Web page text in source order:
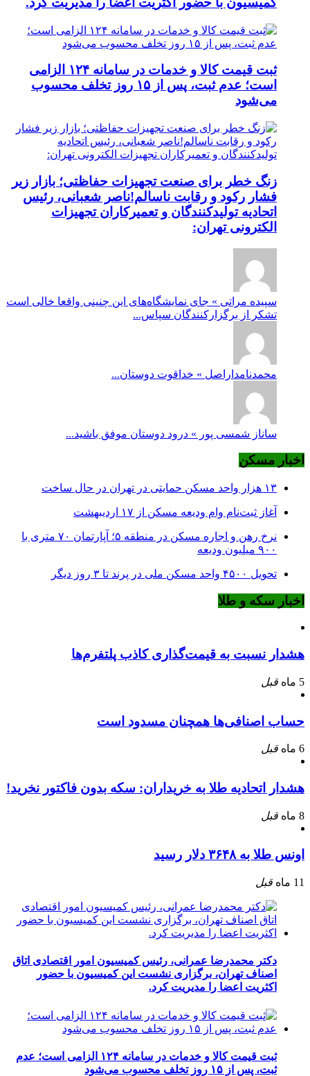
ثبت قیمت کالا و خدمات در سامانه ۱۲۴ الزامی
است؛ عدم ثبت، پس از ۱۵ روز تخلف محسوب
می‌شود
زنگ خطر برای صنعت تجهیزات حفاظتی؛ بازار زیر
فشار رکود و رقابت ناسالم!ناصر شعبانی، رئیس
اتحادیه تولیدکنندگان و تعمیرکاران تجهیزات
الکترونی تهران:
سپیده مراتی » جای نمایشگاه‌های این چنینی واقعا خالی است
تشکر از برگزارکنندگان سپاس...
محمدنامداراصل » خداقوت دوستان...
ساناز شمسی پور » درود دوستان موفق باشید...
اخبار مسکن
۱۳ هزار واحد مسکن حمایتی در تهران در حال ساخت
آغاز ثبت‌نام وام ودیعه مسکن از ۱۷ اردیبهشت
نرخ‌ رهن و اجاره مسکن در منطقه ۵؛ آپارتمان ۷۰ متری با
۹۰۰ میلیون ودیعه
تحویل ۴۵۰۰ واحد مسکن ملی در پرند تا ۳ روز دیگر
اخبار سکه و طلا
هشدار نسبت به قیمت‌گذاری کاذب پلتفرم‌ها
5 ماه قبل
حساب اصنافی‌ها همچنان مسدود است
6 ماه قبل
هشدار اتحادیه طلا به خریداران: سکه بدون فاکتور نخرید!
8 ماه قبل
اونس طلا به ۳۶۴۸ دلار رسید
11 ماه قبل
دکتر محمدرضا عمرانی، رئیس کمیسیون امور اقتصادی اتاق
اصناف تهران، برگزاری نشست این کمیسیون با حضور
اکثریت اعضا را مدیریت کرد.
ثبت قیمت کالا و خدمات در سامانه ۱۲۴ الزامی است؛ عدم
ثبت، پس از ۱۵ روز تخلف محسوب می‌شود